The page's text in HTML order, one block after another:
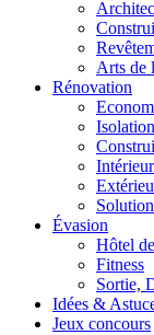
Arts de
Rénovation
Isolation
Intérieur
Solution
Évasion
Hôtel
Fitness
Sortie,
Idées &
Jeux concours